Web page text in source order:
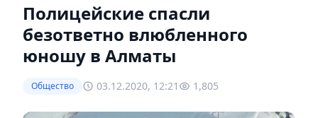
Полицейские спасли
безответно влюбленного
юношу в Алматы
Общество 03.12.2020, 12:21 1,805